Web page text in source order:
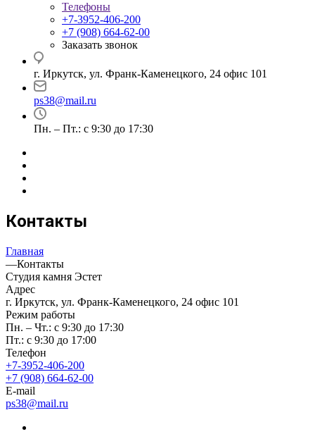
Телефоны
+7-3952-406-200
+7 (908) 664-62-00
Заказать звонок
г. Иркутск, ул. Франк-Каменецкого, 24 офис 101
ps38@mail.ru
Пн. – Пт.: с 9:30 до 17:30
Контакты
Главная
—Контакты
Студия камня Эстет
Адрес
г. Иркутск, ул. Франк-Каменецкого, 24 офис 101
Режим работы
Пн. – Чт.: с 9:30 до 17:30
Пт.: с 9:30 до 17:00
Телефон
+7-3952-406-200
+7 (908) 664-62-00
E-mail
ps38@mail.ru